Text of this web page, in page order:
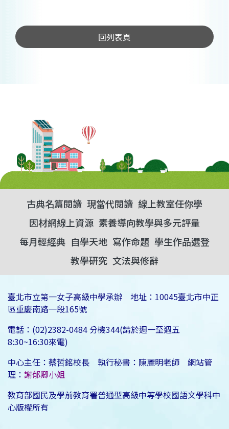
回列表頁
古典名篇閱讀 現當代閱讀 線上教室任你學
因材網線上資源 素養導向教學與多元評量
每月輕經典 自學天地 寫作命題 學生作品選登
教學研究 文法與修辭
臺北市立第一女子高級中學承辦 地址：10045臺北市中正
區重慶南路一段165號
電話：(02)2382-0484 分機344(請於週一至週五
8:30~16:30來電)
中心主任：蔡哲銘校長 執行秘書：陳麗明老師 網站管
理： 謝郁卿小姐
教育部國民及學前教育署普通型高級中等學校國語文學科中
心版權所有